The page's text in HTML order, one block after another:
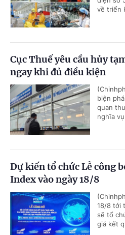
về triển
Cục Thuế yêu cầu hủy
ngay khi đủ điều kiện
biện
quan
nghĩa
Dự kiến tổ chức Lễ công
Index vào ngày 18/8
18/8 tới
sẽ tổ
giá kết